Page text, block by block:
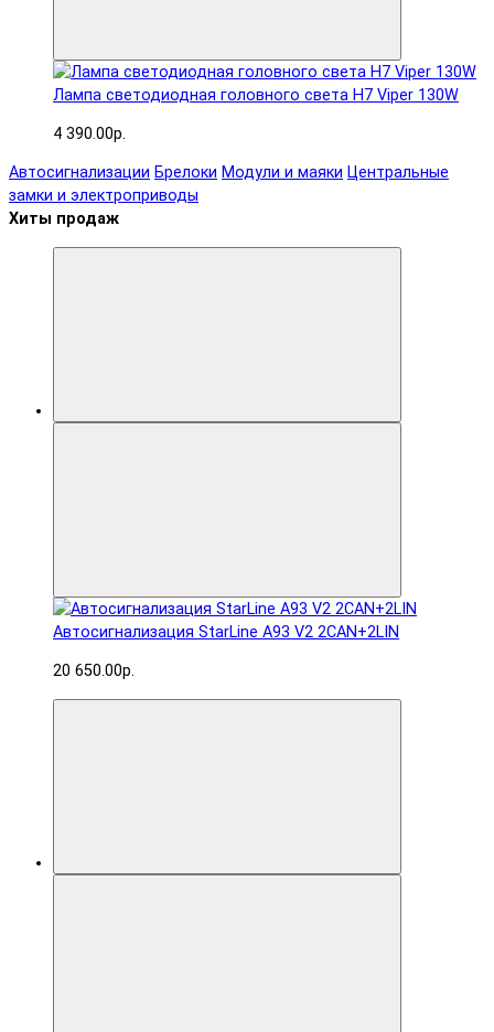
Лампа светодиодная головного света H7 Viper 130W
4 390.00р.
Автосигнализации Брелоки Модули и маяки Центральные
замки и электроприводы
Хиты продаж
Автосигнализация StarLine A93 V2 2CAN+2LIN
20 650.00р.